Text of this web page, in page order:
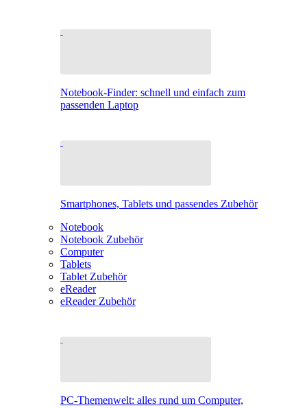
Notebook-Finder: schnell und einfach zum
passenden Laptop
Smartphones, Tablets und passendes Zubehör
Notebook
Notebook Zubehör
Computer
Tablets
Tablet Zubehör
eReader
eReader Zubehör
PC-Themenwelt: alles rund um Computer,